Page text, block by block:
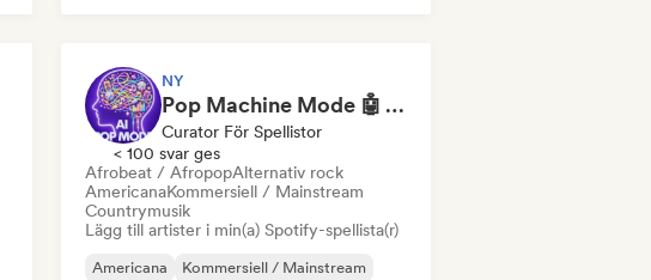
NY
Pop Machine Mode 🤖 AI Music, Indie Pop & Dream Pop
Curator För Spellistor
< 100 svar ges
Afrobeat / AfropopAlternativ rock
AmericanaKommersiell / Mainstream
Countrymusik
Lägg till artister i min(a) Spotify-spellista(r)
Americana
Kommersiell / Mainstream